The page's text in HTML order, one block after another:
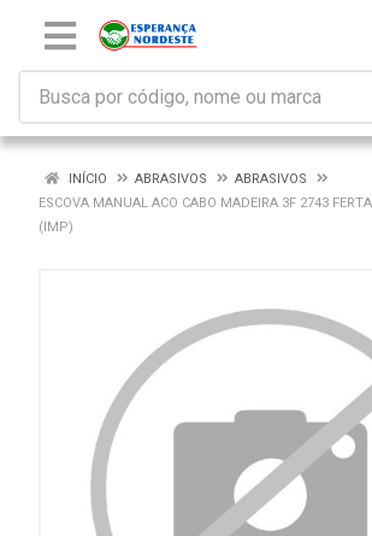
INÍCIO ABRASIVOS
ABRASIVOS
ESCOVA MANUAL ACO CABO MADEIRA 3F 2743
(IMP)